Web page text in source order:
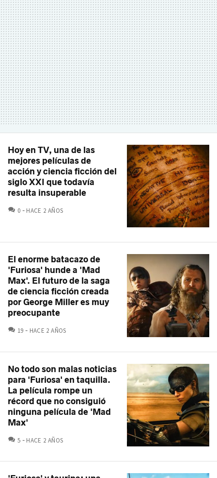
Hoy en TV, una de las
mejores películas de
acción y ciencia ficción del
siglo XXI que todavía
resulta insuperable
0 COMENTARIOS
HACE 2 AÑOS
El enorme batacazo de
'Furiosa' hunde a 'Mad
Max'. El futuro de la saga
de ciencia ficción creada
por George Miller es muy
preocupante
19 COMENTARIOS
HACE 2 AÑOS
No todo son malas noticias
para 'Furiosa' en taquilla.
La película rompe un
récord que no consiguió
ninguna película de 'Mad
Max'
5 COMENTARIOS
HACE 2 AÑOS